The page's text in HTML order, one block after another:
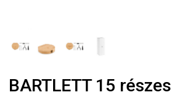
BARTLETT 15 részes